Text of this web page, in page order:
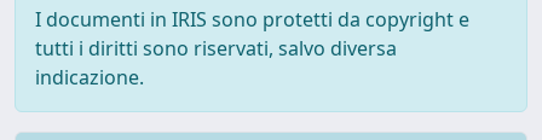
I documenti in IRIS sono protetti da copyright e
tutti i diritti sono riservati, salvo diversa
indicazione.